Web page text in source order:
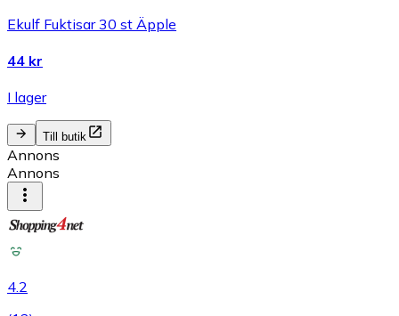
Ekulf Fuktisar 30 st Äpple
44 kr
I lager
Till butik
Annons
Annons
4.2